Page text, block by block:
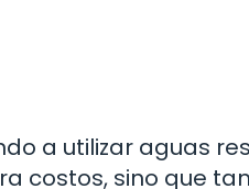
a utilizar aguas
costos, sino que